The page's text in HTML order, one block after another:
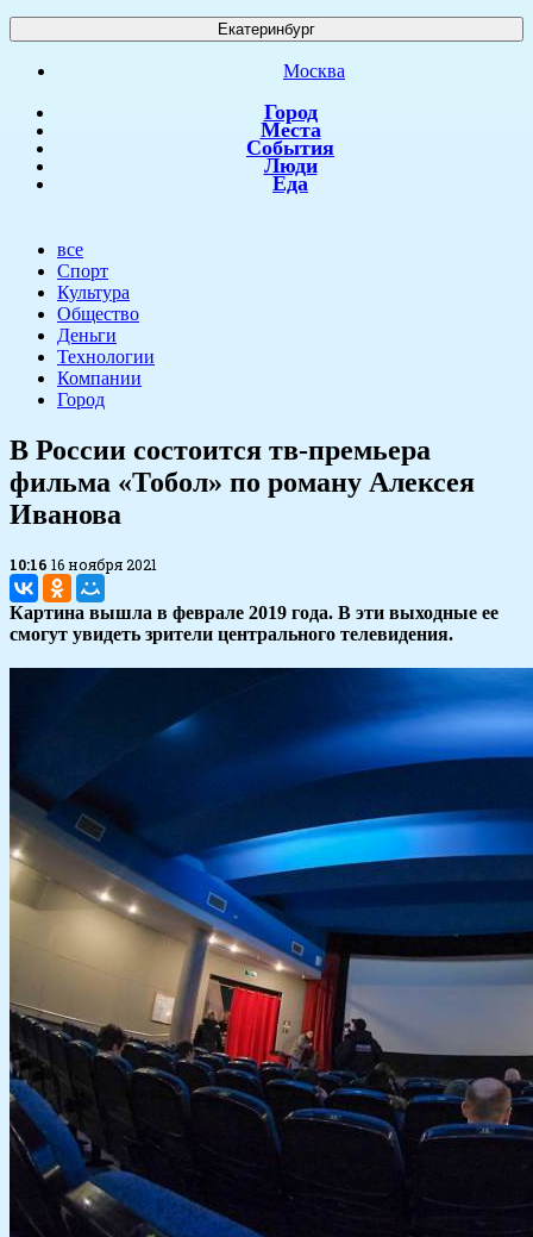
Екатеринбург
Москва
Город
Места
События
Люди
Еда
все
Спорт
Культура
Общество
Деньги
Технологии
Компании
Город
​В России состоится тв-премьера
фильма «Тобол» по роману Алексея
Иванова
10:16 16 ноября 2021
Картина вышла в феврале 2019 года. В эти выходные ее
смогут увидеть зрители центрального телевидения.